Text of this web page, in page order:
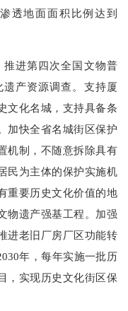
透地面面积比例达到
进第四次全国文物普
产资源调查。支持厦
文化名城，支持具备条
加快全省名城街区保护
机制，不随意拆除具有
民为主体的保护实施机
重要历史文化价值的地
物遗产强基工程。加强
进老旧厂房厂区功能转
年，每年实施一批历
，实现历史文化街区保